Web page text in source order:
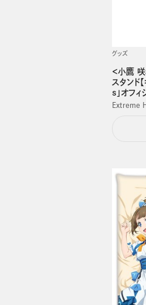
グッズ
＜小鷹
スタンド
s」オフィ
Extreme